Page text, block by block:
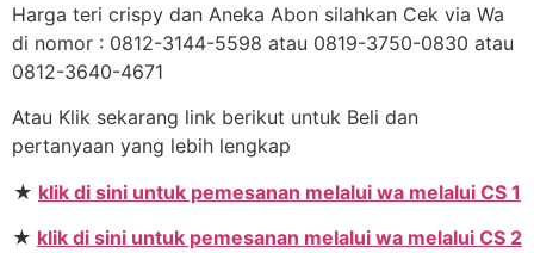
Harga teri crispy dan Aneka Abon silahkan Cek via Wa
di nomor : 0812-3144-5598 atau 0819-3750-0830 atau
0812-3640-4671
Atau Klik sekarang link berikut untuk Beli dan
pertanyaan yang lebih lengkap
★ klik di sini untuk pemesanan melalui wa melalui CS 1
★ klik di sini untuk pemesanan melalui wa melalui CS 2